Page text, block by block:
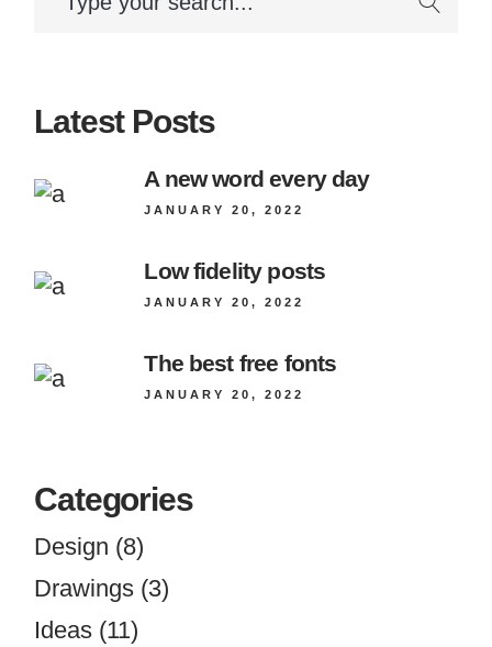
Latest Posts
A new word every day
JANUARY 20, 2022
Low fidelity posts
JANUARY 20, 2022
The best free fonts
JANUARY 20, 2022
Categories
Design (8)
Drawings (3)
Ideas (11)